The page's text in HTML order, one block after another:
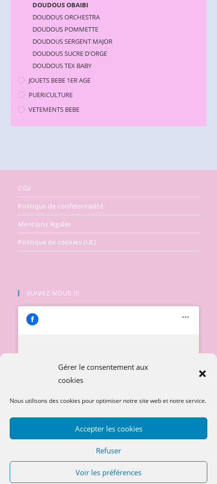
Gérer le consentement aux
cookies
Nous utilisons des cookies pour optimiser notre site web et notre service.
Accepter les cookies
Refuser
Voir les préférences
DOUDOUS OBAIBI
DOUDOUS ORCHESTRA
DOUDOUS POMMETTE
DOUDOUS SERGENT MAJOR
DOUDOUS SUCRE D'ORGE
DOUDOUS TEX BABY
JOUETS BEBE 1ER AGE
PUERICULTURE
VETEMENTS BEBE
CGV
Politique de confidentialité
Mentions légales
Politique de cookies (UE)
SUIVEZ-NOUS !!!
Cliquez pour accepter les cookies
marketing et activer ce contenu
Copyright 2026